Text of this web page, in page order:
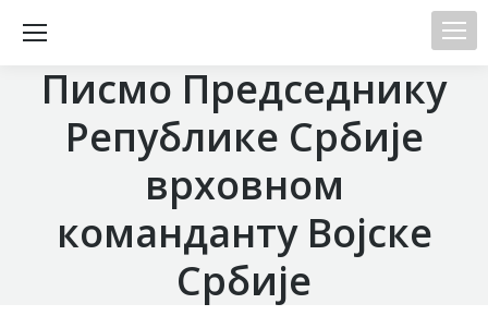
Писмо Председнику
Републике Србије
врховном
команданту Војске
Србије